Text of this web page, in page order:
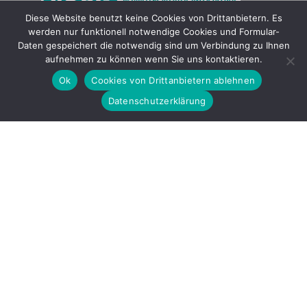
Gefördert durch
Diese Website benutzt keine Cookies von Drittanbietern. Es
werden nur funktionell notwendige Cookies und Formular-
Daten gespeichert die notwendig sind um Verbindung zu Ihnen
aufnehmen zu können wenn Sie uns kontaktieren.
Ok
Cookies von Drittanbietern ablehnen
Datenschutzerklärung